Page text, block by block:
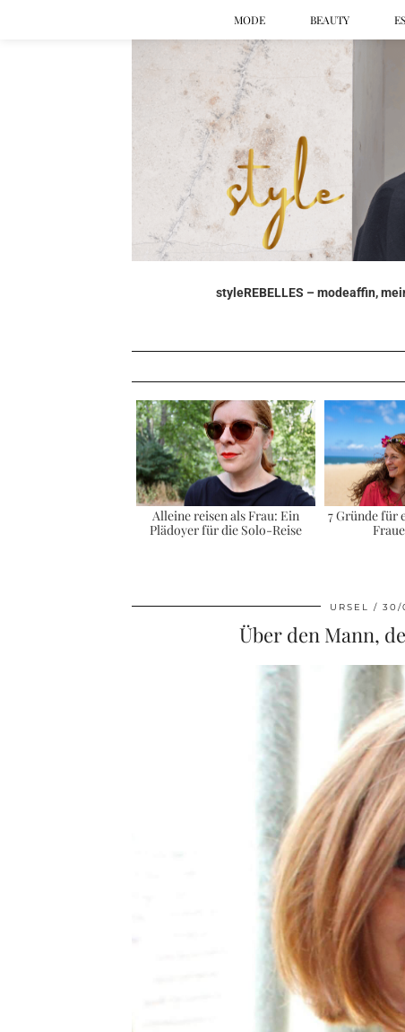
MODE BEAUTY
styleREBELLES – modeaffin,
Alleine reisen als Frau: Ein
Plädoyer für die Solo-Reise
7 Gründe für
URSEL 30/
Über den Mann,